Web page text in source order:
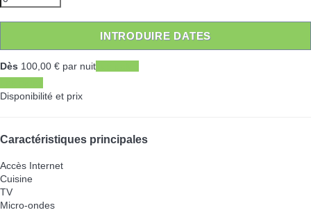
INTRODUIRE DATES
Dès 100,00 € par nuit
Disponibilité et prix
Caractéristiques principales
Accès Internet
Cuisine
TV
Micro-ondes